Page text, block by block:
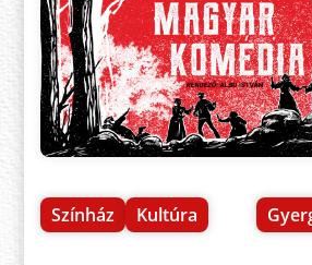
Színház Kultúra